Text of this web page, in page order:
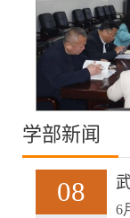
学部新闻
08
6